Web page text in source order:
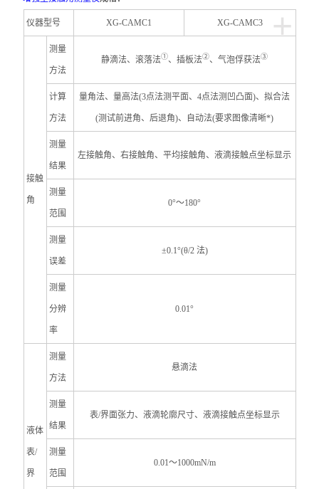
+
仪器型号 XG-CAMC1 XG-CAMC3
接触
角
测量
方法
静滴法、 滚落法①、 插板法②、气泡俘获法③
计算
方法
量角法、量高法(3点法测平面、4点法测凹凸面)、拟合法
(测试前进角、后退角)、自动法(要求图像清晰*)
测量
结果
左接触角、右接触角、平均接触角、液滴接触点坐标显示
测量
范围
0°～180°
测量
误差
±0.1°(θ/2 法)
测量
分辨
率
0.01°
液体
表/
界
测量
方法
悬滴法
测量
结果
表/界面张力、液滴轮廓尺寸、 液滴接触点坐标显示
测量
范围
0.01～1000mN/m